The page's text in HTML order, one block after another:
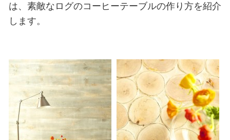
は、素敵なログのコーヒーテーブルの作り方を紹介
します。